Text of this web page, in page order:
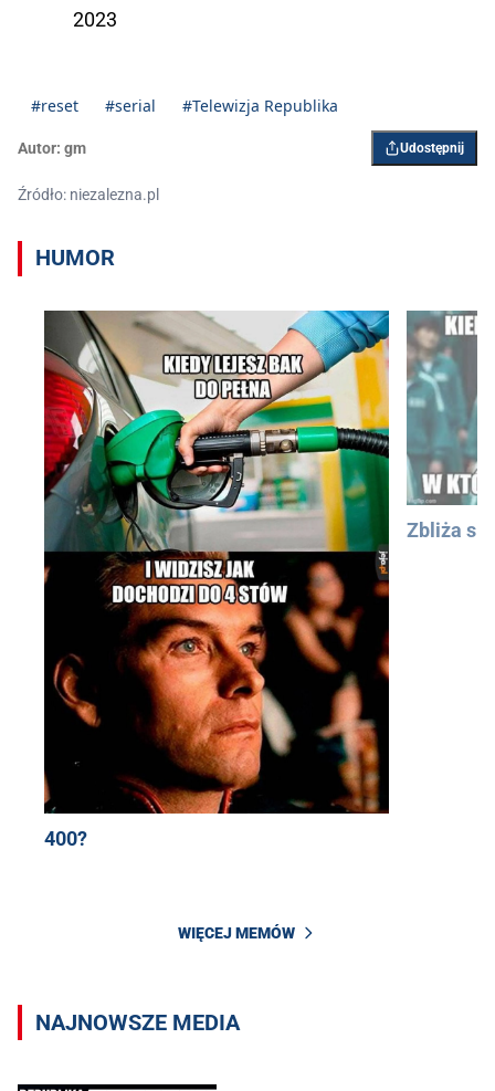
2023
#reset #serial #Telewizja Republika
Autor: gm Udostępnij
Źródło: niezalezna.pl
HUMOR
400?
Zbliża się
WIĘCEJ MEMÓW
NAJNOWSZE MEDIA